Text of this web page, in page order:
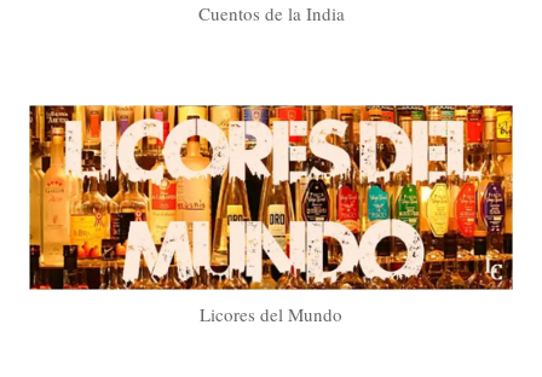
Cuentos de la India
Licores del Mundo